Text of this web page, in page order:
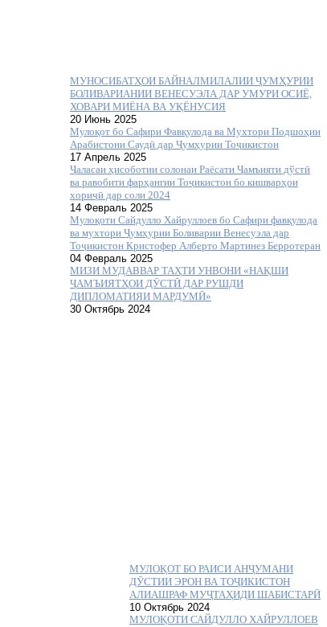
МУНОСИБАТҲОИ БАЙНАЛМИЛАЛИИ ҶУМҲУРИИ
БОЛИВАРИАНИИ ВЕНЕСУЭЛА ДАР УМУРИ ОСИЁ,
ХОВАРИ МИЁНА ВА УҚЁНУСИЯ
20 Июнь 2025
Мулоқот бо Сафири Фавқулода ва Мухтори Подшоҳии
Арабистони Саудӣ дар Ҷумҳурии Тоҷикистон
17 Апрель 2025
Ҷаласаи ҳисоботии солонаи Раёсати Ҷамъияти дўстӣ
ва равобити фарҳангии Тоҷикистон бо кишварҳои
хориҷӣ дар соли 2024
14 Февраль 2025
Мулоқоти Сайдулло Хайруллоев бо Сафири фавқулода
ва мухтори Ҷумҳурии Боливарии Венесуэла дар
Тоҷикистон Кристофер Алберто Мартинез Берротеран
04 Февраль 2025
МИЗИ МУДАВВАР ТАҲТИ УНВОНИ «НАҚШИ
ҶАМЪИЯТҲОИ ДӮСТӢ ДАР РУШДИ
ДИПЛОМАТИЯИ МАРДУМӢ»
30 Октябрь 2024
МУЛОҚОТ БО РАИСИ АНҶУМАНИ
ДӮСТИИ ЭРОН ВА ТОҶИКИСТОН
АЛИАШРАФ МУҶТАҲИДИ ШАБИСТАРӢ
10 Октябрь 2024
МУЛОҚОТИ САЙДУЛЛО ХАЙРУЛЛОЕВ